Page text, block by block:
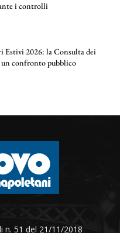
i controlli
Estivi 2026: la Consulta dei
confronto pubblico
n. 51 del 21/11/2018